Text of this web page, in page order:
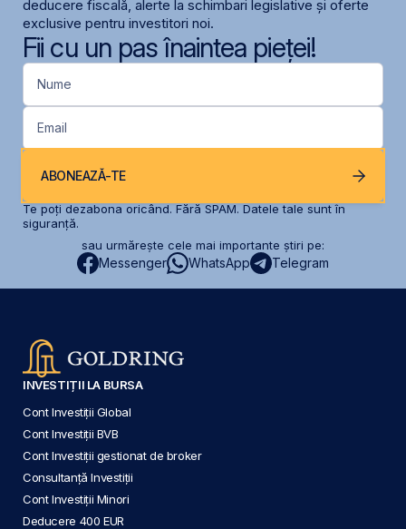
deducere fiscală, alerte la schimbari legislative și oferte
exclusive pentru investitori noi.
Fii cu un pas înaintea pieței!
Nume
Email
ABONEAZĂ-TE
Te poți dezabona oricând. Fără SPAM. Datele tale sunt în
siguranță.
sau urmărește cele mai importante știri pe:
Messenger WhatsApp Telegram
INVESTIȚII LA BURSA
Cont Investiții Global
Cont Investiții BVB
Cont Investiții gestionat de broker
Consultanță Investiții
Cont Investiții Minori
Deducere 400 EUR